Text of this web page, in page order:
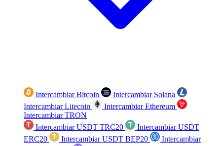
Intercambiar Bitcoin
Intercambiar Solana
Intercambiar Litecoin
Intercambiar Ethereum
Intercambiar TRON
Intercambiar USDT TRC20
Intercambiar USDT
ERC20
Intercambiar USDT BEP20
Intercambiar